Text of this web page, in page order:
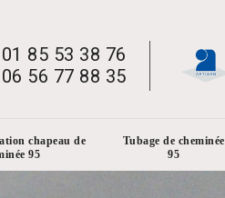
01 85 53 38 76
06 56 77 88 35
chapeau de
95
Tubage de cheminée
95